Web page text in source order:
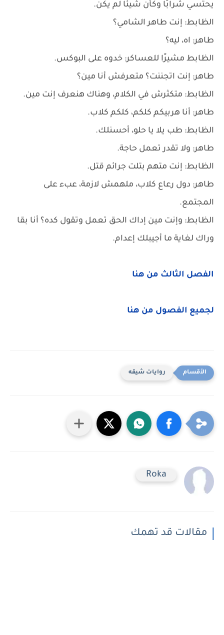
يحتسي شرابًا وكأن شيئًا لم يكن.
الظابط: إنت طاهر الشامي؟
طاهر: اه، ليه؟
الظابط مشيرًا للعساكر: خدوه على البوكس.
طاهر: إنت اتجننت؟ متعرفش أنا مين؟
الظابط: متكثرش في الكلام، وهناك هنعرف إنت مين.
طاهر: أنا هربيكم كلكم، كلكم كلاب.
الظابط: طب يلا يا حلو، أحسنلك.
طاهر: ولا تقدر تعمل حاجة.
الظابط: إنت متهم بتلت جرائم قتل.
طاهر: دول رعاع كلاب، ملهمش لازمة، عبء على
المجتمع.
الظابط: وإنت مين إداك الحق تعمل وتقول كده؟ أنا بقا
وراك لغاية ما أجيبلك إعدام.
الفصل الثالث من هنا
لجميع الفصول من هنا
روايات شيقه
Roka
مقالات قد تهمك